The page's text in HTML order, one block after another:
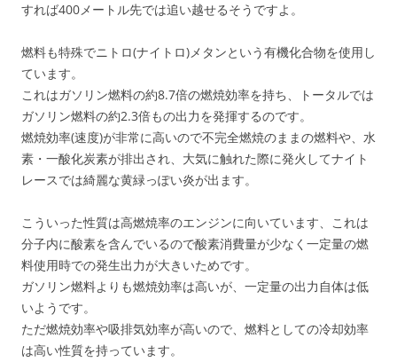
すれば400メートル先では追い越せるそうですよ。
燃料も特殊でニトロ(ナイトロ)メタンという有機化合物を使用し
ています。
これはガソリン燃料の約8.7倍の燃焼効率を持ち、トータルでは
ガソリン燃料の約2.3倍もの出力を発揮するのです。
燃焼効率(速度)が非常に高いので不完全燃焼のままの燃料や、水
素・一酸化炭素が排出され、大気に触れた際に発火してナイト
レースでは綺麗な黄緑っぽい炎が出ます。
こういった性質は高燃焼率のエンジンに向いています、これは
分子内に酸素を含んでいるので酸素消費量が少なく一定量の燃
料使用時での発生出力が大きいためです。
ガソリン燃料よりも燃焼効率は高いが、一定量の出力自体は低
いようです。
ただ燃焼効率や吸排気効率が高いので、燃料としての冷却効率
は高い性質を持っています。